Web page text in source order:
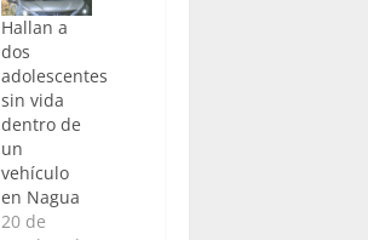
Hallan a
dos
adolescentes
sin vida
dentro de
un
vehículo
en Nagua
20 de